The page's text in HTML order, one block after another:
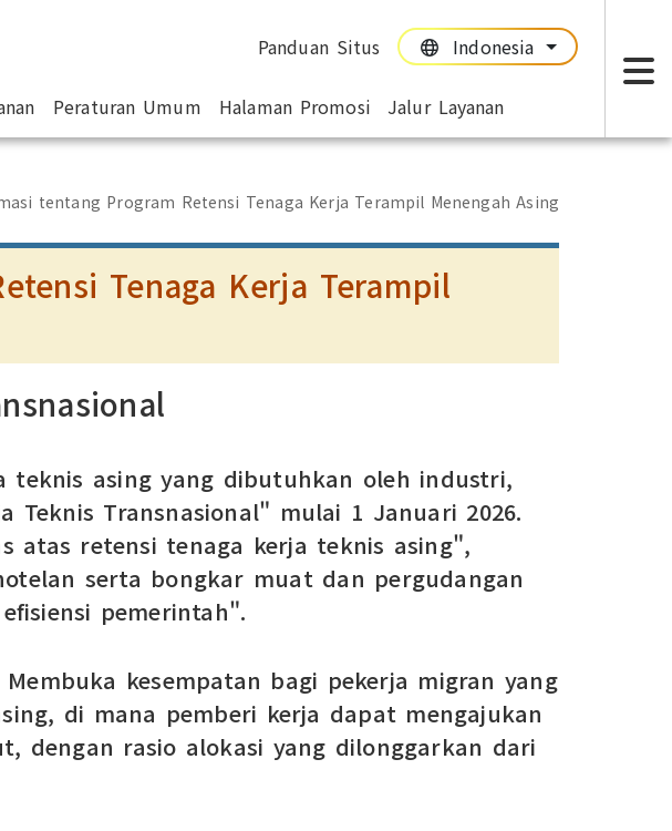
Panduan Situs Indonesia
Peraturan Umum Halaman Promosi Jalur Layanan
tentang Program Retensi Tenaga Kerja Terampil Menengah Asing
Tenaga Kerja Terampil
asing yang dibutuhkan oleh industri,
Teknis Transnasional" mulai 1 Januari 2026.
atas retensi tenaga kerja teknis asing",
serta bongkar muat dan pergudangan
pemerintah".
kesempatan bagi pekerja migran yang
di mana pemberi kerja dapat mengajukan
dengan rasio alokasi yang dilonggarkan dari